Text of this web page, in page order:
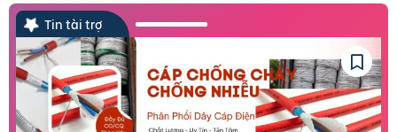
Tin tài trợ